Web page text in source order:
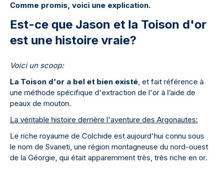
Comme promis, voici une explication.
Est-ce que Jason et la Toison d'or
est une histoire vraie?
Voici un scoop:
La Toison d'or a bel et bien existé, et fait référence à
une méthode spécifique d'extraction de l'or à l’aide de
peaux de mouton.
La véritable histoire derrière l'aventure des Argonautes:
Le riche royaume de Colchide est aujourd'hui connu sous
le nom de Svaneti, une région montagneuse du nord-ouest
de la Géorgie, qui était apparemment très, très riche en or.